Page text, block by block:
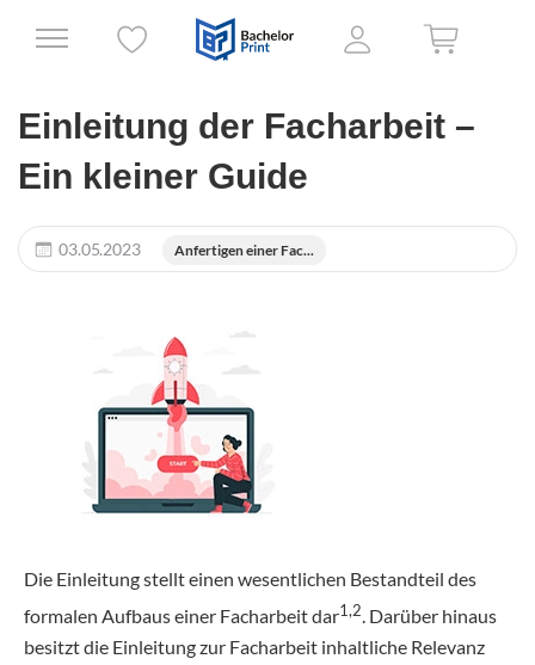
Einleitung der Facharbeit –
Ein kleiner Guide
03.05.2023 Anfertigen einer Fac...
Die Einleitung stellt einen wesentlichen Bestandteil des
formalen Aufbaus einer Facharbeit dar1,2. Darüber hinaus
besitzt die Einleitung zur Facharbeit inhaltliche Relevanz